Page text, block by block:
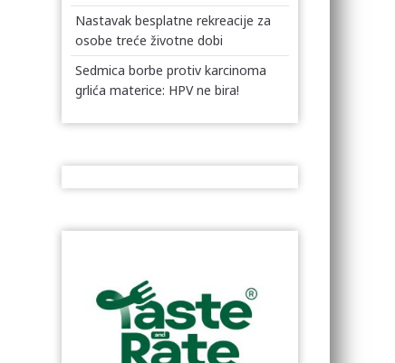
Nastavak besplatne rekreacije za
osobe treće životne dobi
Sedmica borbe protiv karcinoma
grlića materice: HPV ne bira!